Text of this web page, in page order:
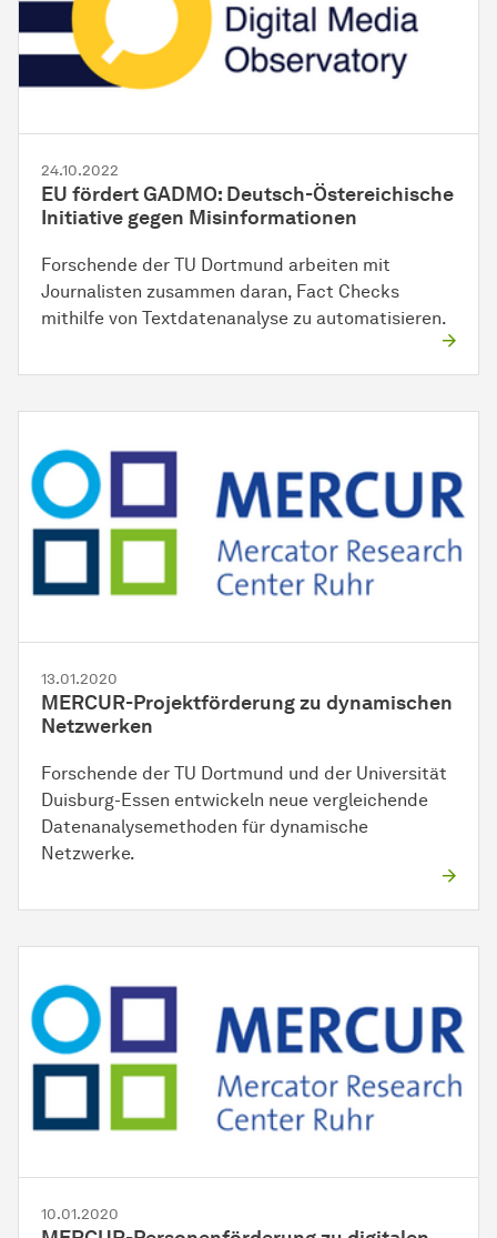
24.10.2022
EU fördert GADMO: Deutsch-Östereichische
Initiative gegen Misinformationen
Forschende der TU Dortmund arbeiten mit
Journalisten zusammen daran, Fact Checks
mithilfe von Textdatenanalyse zu automatisieren.
13.01.2020
MERCUR-Projektförderung zu dynamischen
Netzwerken
Forschende der TU Dortmund und der Universität
Duisburg-Essen entwickeln neue vergleichende
Datenanalysemethoden für dynamische
Netzwerke.
10.01.2020